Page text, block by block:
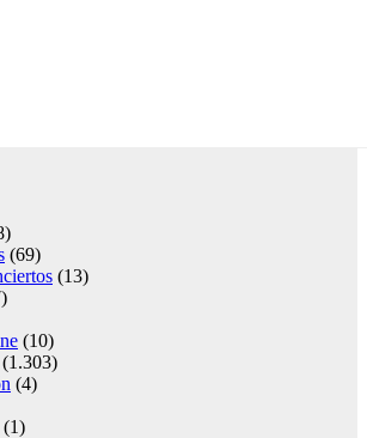
(69)
(13)
(10)
(1.303)
(4)
(1)